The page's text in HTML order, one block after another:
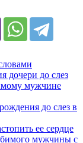
дочери до слез
мужчине
до слез в
ее сердце
мужчины с